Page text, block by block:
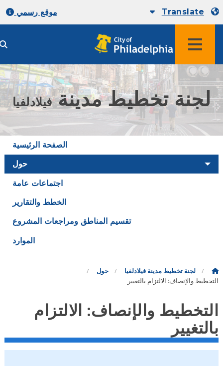
موقع رسمي
تخطيط مدينةفيلادلفيا
الصفحة الرئيسية
اجتماعات عامة
الخطط والتقارير
تقسيم المناطق ومراجعات المشروع
الموارد
لجنة تخطيط مدينة فيلادلفيا
حول
والإنصاف: الالتزام بالتغيير
والإنصاف: الالتزام